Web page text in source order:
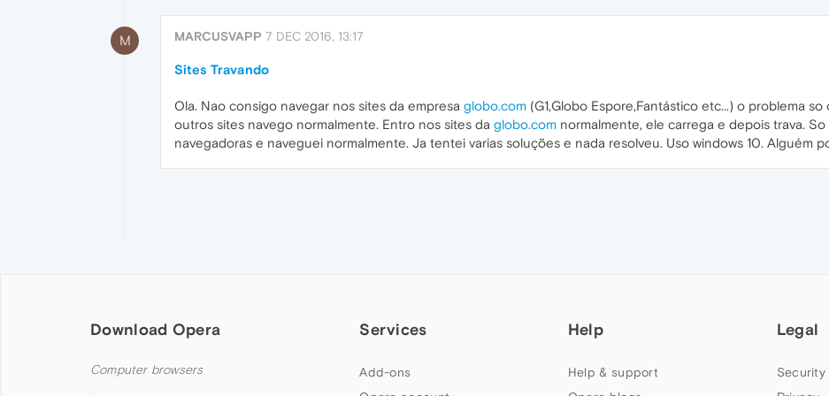
M MARCUSVAPP 7 DEC 2016, 13:17
Sites Travando
Ola. Nao consigo navegar nos sites da empresa globo.com (G1,Globo Espore,Fantástico etc...) o problema
outros sites navego normalmente. Entro nos sites da globo.com normalmente, ele carrega e depois trava.
navegadoras e naveguei normalmente. Ja tentei varias soluções e nada resolveu. Uso windows 10. Alguém
Download Opera
Computer browsers
Services
Add-ons
Help
Help & support
Legal
Security